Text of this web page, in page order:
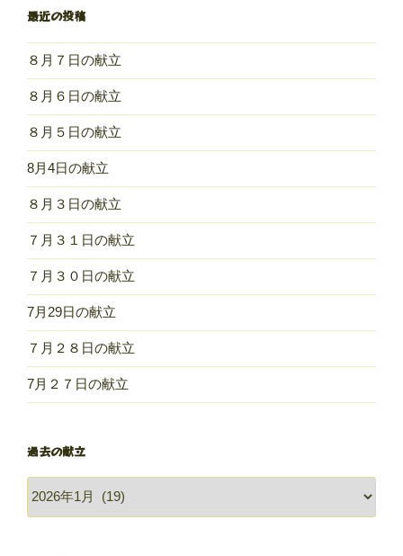
最近の投稿
８月７日の献立
８月６日の献立
８月５日の献立
8月4日の献立
８月３日の献立
７月３１日の献立
７月３０日の献立
7月29日の献立
７月２８日の献立
7月２７日の献立
過去の献立